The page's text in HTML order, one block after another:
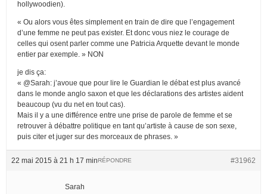
hollywoodien).
« Ou alors vous êtes simplement en train de dire que l’engagement
d’une femme ne peut pas exister. Et donc vous niez le courage de
celles qui osent parler comme une Patricia Arquette devant le monde
entier par exemple. » NON
je dis ça:
« @Sarah: j’avoue que pour lire le Guardian le débat est plus avancé
dans le monde anglo saxon et que les déclarations des artistes aident
beaucoup (vu du net en tout cas).
Mais il y a une différence entre une prise de parole de femme et se
retrouver à débattre politique en tant qu’artiste à cause de son sexe,
puis citer et juger sur des morceaux de phrases. »
22 mai 2015 à 21 h 17 min #31962
RÉPONDRE
Sarah